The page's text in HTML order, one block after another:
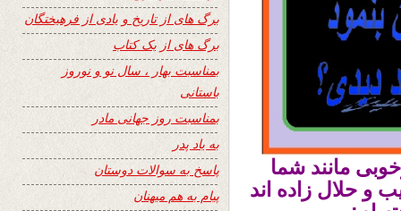
مانند شما
و حلال زاده اند
برگ های از تاریخ و یادی از فرهیختگان
برگ های از یک کتاب
بمناسبت بهار ، سال نو و نوروز
باستانی
بمناسبت روز جهانی مادر
به یاد پدر
پاسخ به سوالات دوستان
پیام به هم میهنان